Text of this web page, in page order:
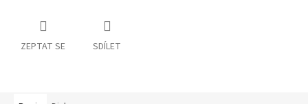
ZEPTAT SE SDÍLET